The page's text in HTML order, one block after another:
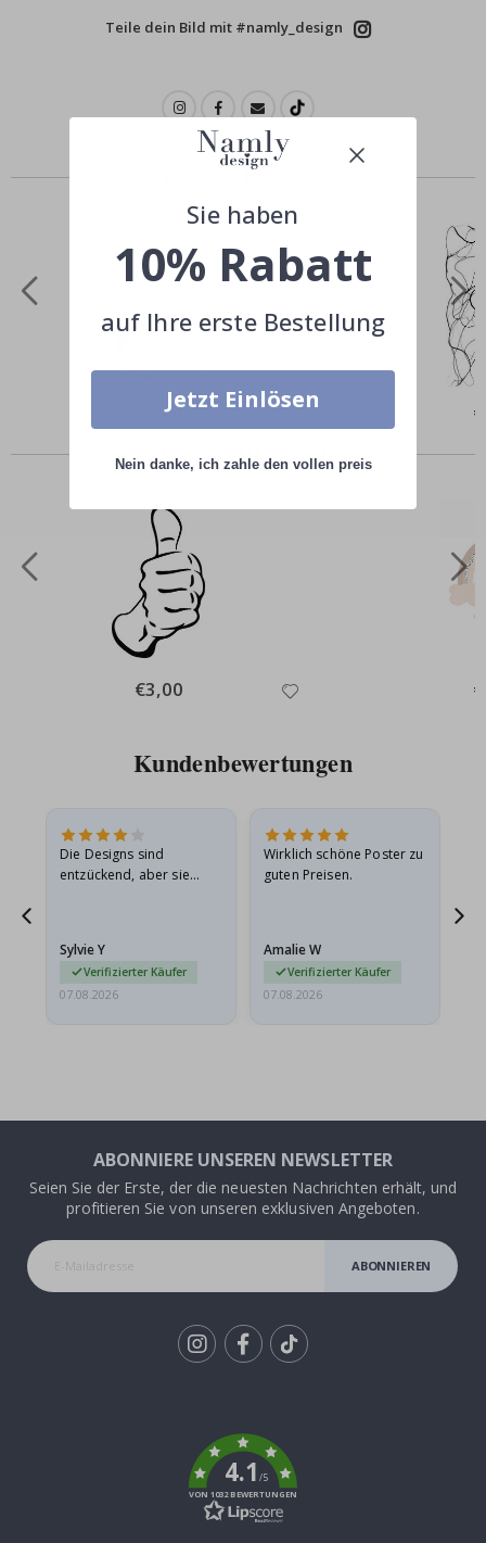
Teile dein Bild mit #namly_design
Ähnliche Produkte
Special
€9,00
Andere kauften auch
Special
Price
€3,00
Kundenbewertungen
Die Designs sind
entzückend, aber sie
sie…
Sylvie Y
Verifizierter Käufer
07.08.2026
Wirklich schöne Poster zu
guten Preisen.
Amalie W
Verifizierter Käufer
07.08.2026
ABONNIERE UNSEREN NEWSLETTER
Seien Sie der Erste, der die neuesten Nachrichten erhält, und
profitieren Sie von unseren exklusiven Angeboten.
ABONNIEREN
4.1/5
VON 1032 BEWERTUNGEN
Sie haben
10% Rabatt
auf Ihre erste Bestellung
Jetzt Einlösen
Nein danke, ich zahle den vollen preis